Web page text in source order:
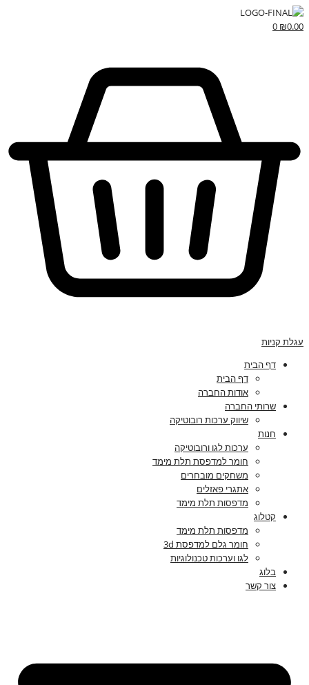
₪0.00
0
עגלת קניות
דף הבית
דף הבית
אודות החברה
שרותי החברה
שיווק ערכות רובוטיקה
חנות
ערכות לגו ורובוטיקה
חומר למדפסת תלת מימד
משחקים מובחרים
אתגרי פאזלים
מדפסות תלת מימד
קטלוג
מדפסות תלת מימד
חומר גלם למדפסת 3d
לגו וערכות טכנולוגיות
בלוג
צור קשר